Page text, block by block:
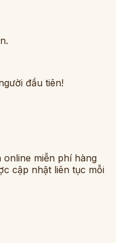
đầu tiên!
miễn phí hàng
cập nhật liên tục mỗi